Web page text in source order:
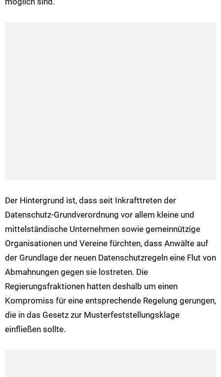
Der Hintergrund ist, dass seit Inkrafttreten der
Datenschutz-Grundverordnung vor allem kleine und
mittelständische Unternehmen sowie gemeinnützige
Organisationen und Vereine fürchten, dass Anwälte auf
der Grundlage der neuen Datenschutzregeln eine Flut von
Abmahnungen gegen sie lostreten. Die
Regierungsfraktionen hatten deshalb um einen
Kompromiss für eine entsprechende Regelung gerungen,
die in das Gesetz zur Musterfeststellungsklage
einfließen sollte.